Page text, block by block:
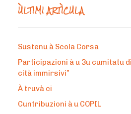
ÙLTIMI ARTÌCULA
Sustenu à Scola Corsa
Participazioni à u 3u cumitatu
cità immirsivi”
À truvà ci
Cuntribuzioni à u COPIL